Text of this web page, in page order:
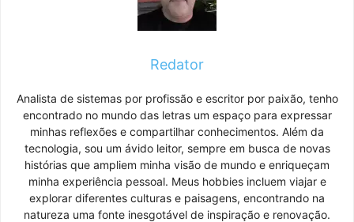
Redator
Analista de sistemas por profissão e escritor por paixão, tenho
encontrado no mundo das letras um espaço para expressar
minhas reflexões e compartilhar conhecimentos. Além da
tecnologia, sou um ávido leitor, sempre em busca de novas
histórias que ampliem minha visão de mundo e enriqueçam
minha experiência pessoal. Meus hobbies incluem viajar e
explorar diferentes culturas e paisagens, encontrando na
natureza uma fonte inesgotável de inspiração e renovação.